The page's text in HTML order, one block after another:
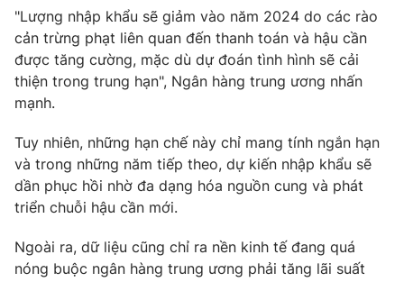
Chất lượng cuộc sống
Học trực tuyến
Công nghệ
Hitech Công nghệ tương lai
Sản phẩm
Tư vấn
Giao lưu trực tuyến
Lịch phát sóng
Chuyên mục khác
Emagazine
Photo Infographic
"Lượng nhập khẩu sẽ giảm vào năm 2024 do các rào
cản trừng phạt liên quan đến thanh toán và hậu cần
được tăng cường, mặc dù dự đoán tình hình sẽ cải
thiện trong trung hạn", Ngân hàng trung ương nhấn
mạnh.
Tuy nhiên, những hạn chế này chỉ mang tính ngắn hạn
và trong những năm tiếp theo, dự kiến ​​nhập khẩu sẽ
dần phục hồi nhờ đa dạng hóa nguồn cung và phát
triển chuỗi hậu cần mới.
Ngoài ra, dữ liệu cũng chỉ ra nền kinh tế đang quá
nóng buộc ngân hàng trung ương phải tăng lãi suất